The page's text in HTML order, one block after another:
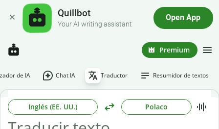
Quillbot
Your AI writing assistant
Open App
Premium
de IA Chat IA Traductor Resumidor de textos
Inglés (EE. UU.) Polaco